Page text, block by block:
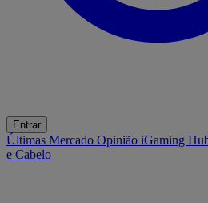
Entrar
Últimas Mercado Opinião iGaming
e Cabelo